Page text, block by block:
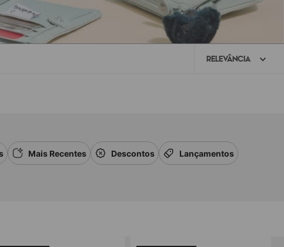
RELEVÂNCIA
Mais Recentes Descontos Lançamentos